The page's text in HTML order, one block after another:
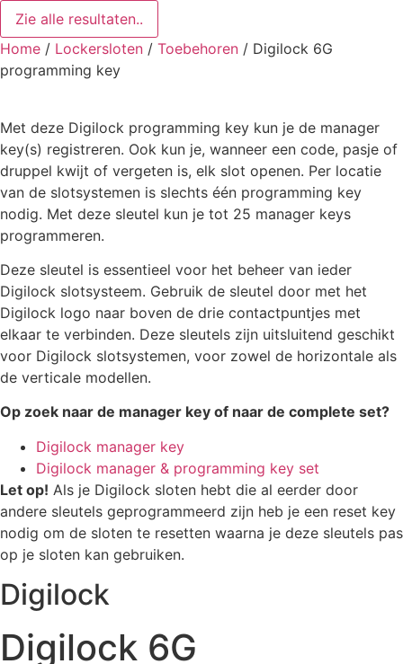
Zie alle resultaten..
Home / Lockersloten / Toebehoren / Digilock 6G
programming key
Met deze Digilock programming key kun je de manager
key(s) registreren. Ook kun je, wanneer een code, pasje of
druppel kwijt of vergeten is, elk slot openen. Per locatie
van de slotsystemen is slechts één programming key
nodig. Met deze sleutel kun je tot 25 manager keys
programmeren.
Deze sleutel is essentieel voor het beheer van ieder
Digilock slotsysteem. Gebruik de sleutel door met het
Digilock logo naar boven de drie contactpuntjes met
elkaar te verbinden. Deze sleutels zijn uitsluitend geschikt
voor Digilock slotsystemen, voor zowel de horizontale als
de verticale modellen.
Op zoek naar de manager key of naar de complete set?
Digilock manager key
Digilock manager & programming key set
Let op! Als je Digilock sloten hebt die al eerder door
andere sleutels geprogrammeerd zijn heb je een reset key
nodig om de sloten te resetten waarna je deze sleutels pas
op je sloten kan gebruiken.
Digilock
Digilock 6G